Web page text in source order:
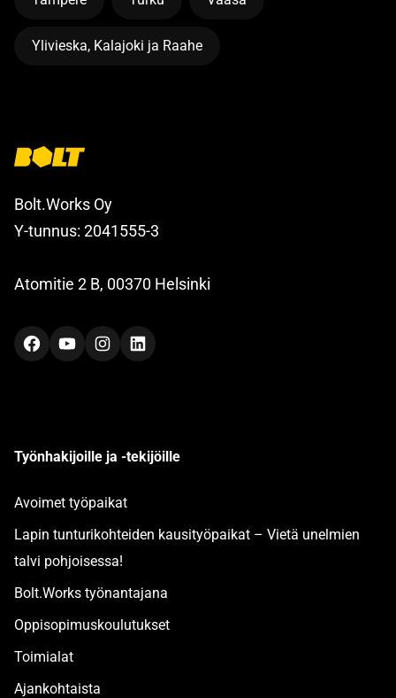
Ylivieska, Kalajoki ja Raahe
Bolt.Works Oy
Y-tunnus: 2041555-3
Atomitie 2 B, 00370 Helsinki
FacebookYouTubeInstagramLinkedIn
Työnhakijoille ja -tekijöille
Avoimet työpaikat
Lapin tunturikohteiden kausityöpaikat – Vietä unelmien
talvi pohjoisessa!
Bolt.Works työnantajana
Oppisopimuskoulutukset
Toimialat
Ajankohtaista